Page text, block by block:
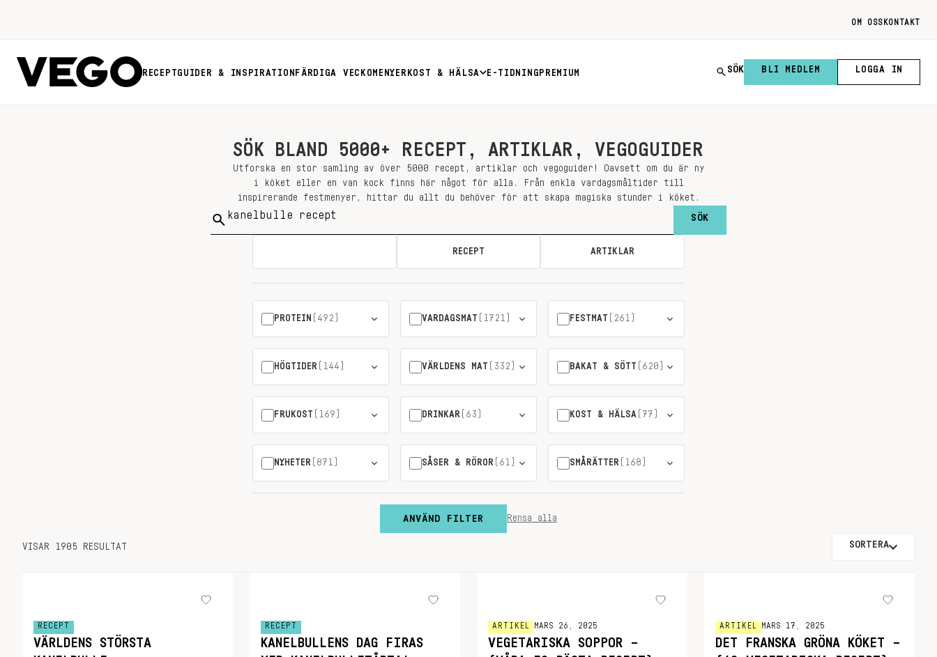
OM OSS KONTAKT
RECEPTGUIDER & INSPIRATION FÄRDIGA VECKOMENYER KOST & HÄLSA E-TIDNING PREMIUM SÖK BLI MEDLEM LOGGA IN
SÖK BLAND 5000+ RECEPT, ARTIKLAR, VEGOGUIDER
Utforska en stor samling av över 5000 recept, artiklar och vegoguider! Oavsett om du är ny
i köket eller en van kock finns här något för alla. Från enkla vardagsmåltider till
inspirerande festmenyer, hittar du allt du behöver för att skapa magiska stunder i köket.
Sök
RECEPT ARTIKLAR
PROTEIN (492) VARDAGSMAT (1721) FESTMAT (261)
HÖGTIDER (144) VÄRLDENS MAT (332) BAKAT & SÖTT (620)
FRUKOST (169) DRINKAR (63) KOST & HÄLSA (77)
NYHETER (871) SÅSER & RÖROR (61) SMÅRÄTTER (168)
ANVÄND FILTER Rensa alla
VISAR 1905 RESULTAT SORTERA
RECEPT
VÄRLDENS STÖRSTA
RECEPT
KANELBULLENS DAG FIRAS
ARTIKEL MARS 26, 2025
VEGETARISKA SOPPOR –
ARTIKEL MARS 17, 2025
DET FRANSKA GRÖNA KÖKET –